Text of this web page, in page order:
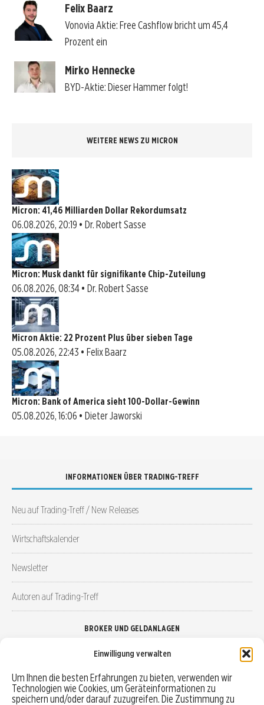
Einwilligung verwalten
Um Ihnen die besten Erfahrungen zu bieten, verwenden wir
Technologien wie Cookies, um Geräteinformationen zu
speichern und/oder darauf zuzugreifen. Die Zustimmung zu
Felix Baarz
Vonovia Aktie: Free Cashflow bricht um 45,4
Prozent ein
Mirko Hennecke
BYD-Aktie: Dieser Hammer folgt!
WEITERE NEWS ZU MICRON
Micron: 41,46 Milliarden Dollar Rekordumsatz
06.08.2026, 20:19 • Dr. Robert Sasse
Micron: Musk dankt für signifikante Chip-Zuteilung
06.08.2026, 08:34 • Dr. Robert Sasse
Micron Aktie: 22 Prozent Plus über sieben Tage
05.08.2026, 22:43 • Felix Baarz
Micron: Bank of America sieht 100-Dollar-Gewinn
05.08.2026, 16:06 • Dieter Jaworski
INFORMATIONEN ÜBER TRADING-TREFF
Neu auf Trading-Treff / New Releases
Wirtschaftskalender
Newsletter
Autoren auf Trading-Treff
BROKER UND GELDANLAGEN
Robo-Advisor vergleichen